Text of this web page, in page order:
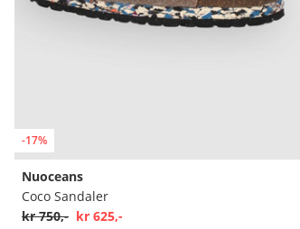
-17%
Nuoceans
Coco Sandaler
kr 750,- kr 625,-